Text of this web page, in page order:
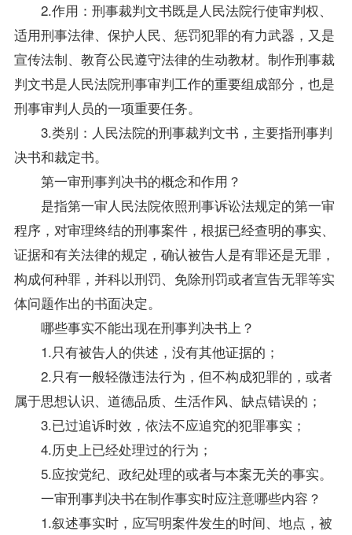
2.作用：刑事裁判文书既是人民法院行使审判权、
适用刑事法律、保护人民、惩罚犯罪的有力武器，又是
宣传法制、教育公民遵守法律的生动教材。制作刑事裁
判文书是人民法院刑事审判工作的重要组成部分，也是
刑事审判人员的一项重要任务。
3.类别：人民法院的刑事裁判文书，主要指刑事判
决书和裁定书。
第一审刑事判决书的概念和作用？
是指第一审人民法院依照刑事诉讼法规定的第一审
程序，对审理终结的刑事案件，根据已经查明的事实、
证据和有关法律的规定，确认被告人是有罪还是无罪，
构成何种罪，并科以刑罚、免除刑罚或者宣告无罪等实
体问题作出的书面决定。
哪些事实不能出现在刑事判决书上？
1.只有被告人的供述，没有其他证据的；
2.只有一般轻微违法行为，但不构成犯罪的，或者
属于思想认识、道德品质、生活作风、缺点错误的；
3.已过追诉时效，依法不应追究的犯罪事实；
4.历史上已经处理过的行为；
5.应按党纪、政纪处理的或者与本案无关的事实。
一审刑事判决书在制作事实时应注意哪些内容？
1.叙述事实时，应写明案件发生的时间、地点，被